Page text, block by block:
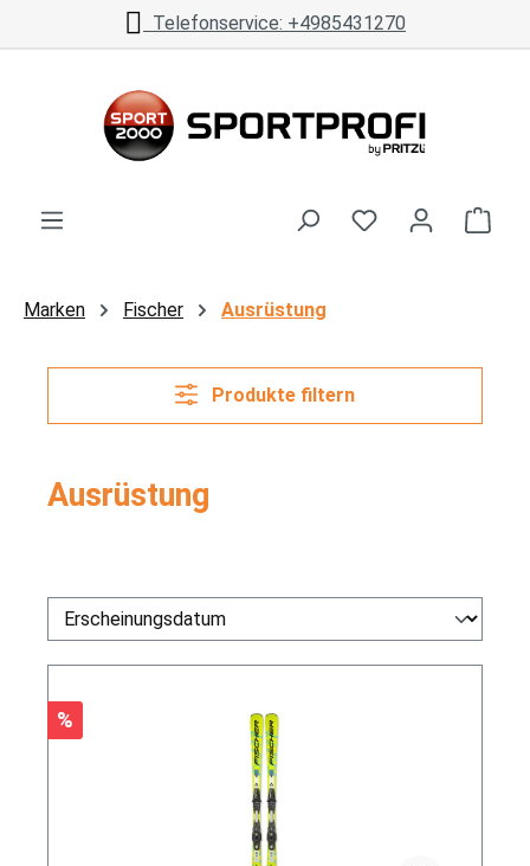
Zum Hauptinhalt springenTelefonservice: +4985431270
Marken Fischer Ausrüstung
Produkte filtern
Ausrüstung
Rabatt
%